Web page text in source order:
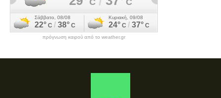
πρόγνωση καιρού από το weather.gr